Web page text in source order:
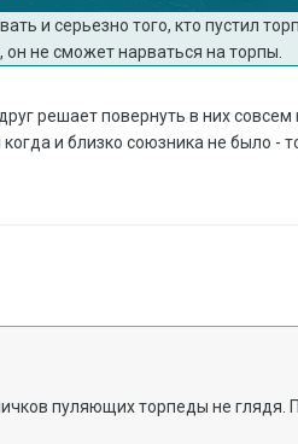
и серьезно того, кто пустил
он не сможет нарваться на торпы.
решает повернуть в них
и близко союзника не было -
пуляющих торпеды не